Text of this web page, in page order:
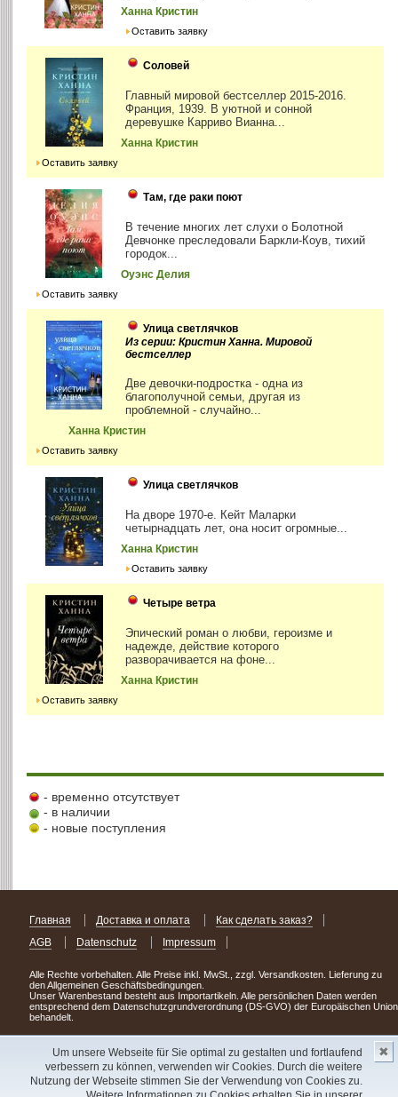
Um unsere Webseite für Sie optimal zu gestalten und fortlaufend
verbessern zu können, verwenden wir Cookies. Durch die weitere
Nutzung der Webseite stimmen Sie der Verwendung von Cookies zu.
✖
Ханна Кристин
Оставить заявку
Соловей
Главный мировой бестселлер 2015-2016.
Франция, 1939. В уютной и сонной
деревушке Карриво Вианна...
Ханна Кристин
Оставить заявку
Там, где раки поют
В течение многих лет слухи о Болотной
Девчонке преследовали Баркли-Коув, тихий
городок...
Оуэнс Делия
Оставить заявку
Улица светлячков
Из серии: Кристин Ханна. Мировой
бестселлер
Две девочки-подростка - одна из
благополучной семьи, другая из
проблемной - случайно...
Ханна Кристин
Оставить заявку
Улица светлячков
На дворе 1970-е. Кейт Маларки
четырнадцать лет, она носит огромные...
Ханна Кристин
Оставить заявку
Четыре ветра
Эпический роман о любви, героизме и
надежде, действие которого
разворачивается на фоне...
Ханна Кристин
Оставить заявку
- временно отсутствует
- в наличии
- новые поступления
Главная Доставка и оплата
Как сделать заказ?
AGB
Datenschutz Impressum
Alle Rechte vorbehalten. Alle Preise inkl. MwSt., zzgl. Versandkosten. Lieferung zu
den Allgemeinen Geschäftsbedingungen.
Unser Warenbestand besteht aus Importartikeln. Alle persönlichen Daten werden
entsprechend dem Datenschutzgrundverordnung (DS-GVO) der Europäischen Union
behandelt.
Сделав заказ сегодня, уже через день или два Вы можете стать обладателем
НОВИНКИ из Германии! Удачного поиска!
Copyright 2003 - 2023 © Express-Kniga
V.A.Vorobiev